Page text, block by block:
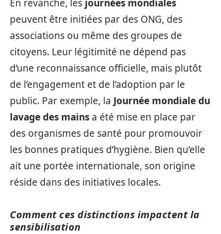
En revanche, les journées mondiales
peuvent être initiées par des ONG, des
associations ou même des groupes de
citoyens. Leur légitimité ne dépend pas
d’une reconnaissance officielle, mais plutôt
de l’engagement et de l’adoption par le
public. Par exemple, la Journée mondiale du
lavage des mains a été mise en place par
des organismes de santé pour promouvoir
les bonnes pratiques d’hygiène. Bien qu’elle
ait une portée internationale, son origine
réside dans des initiatives locales.
Comment ces distinctions impactent la
sensibilisation